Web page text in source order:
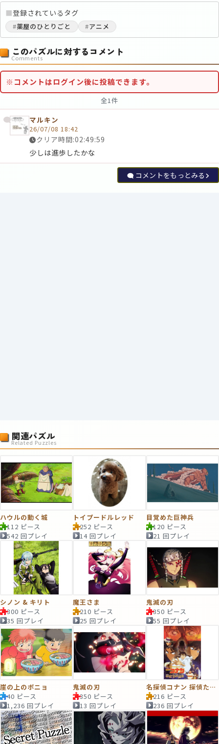
■登録されているタグ
#薬屋のひとりごと #アニメ
このパズルに対するコメント
Comments
※コメントはログイン後に投稿できます。
全1件
マルキン
26/07/08 18:42
クリア時間:02:49:59
少しは進歩したかな
コメントをもっとみる
関連パズル
Related Puzzles
ハウルの動く城
112 ピース
542 回プレイ
トイプードルレッド
252 ピース
14 回プレイ
目覚めた巨神兵
120 ピース
21 回プレイ
シノン & キリト
300 ピース
35 回プレイ
魔王さま
210 ピース
25 回プレイ
鬼滅の刃
350 ピース
55 回プレイ
崖の上のポニョ
40 ピース
1,236 回プレイ
鬼滅の刃
350 ピース
13 回プレイ
名探偵コナン 探偵たちの鎮魂歌(レクイエム)
216 ピース
236 回プレイ